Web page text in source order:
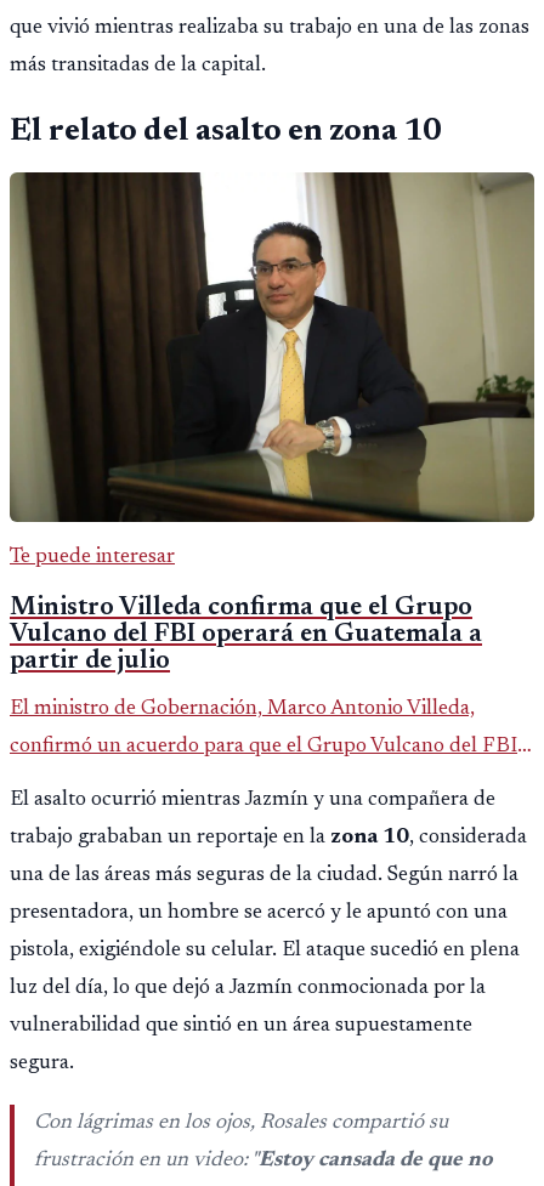
que vivió mientras realizaba su trabajo en una de las zonas
más transitadas de la capital.
El relato del asalto en zona 10
Te puede interesar
Ministro Villeda confirma que el Grupo
Vulcano del FBI operará en Guatemala a
partir de julio
El ministro de Gobernación, Marco Antonio Villeda,
confirmó un acuerdo para que el Grupo Vulcano del FBI
opere en Guatemala a partir de julio, tras un intento
fallido con la administración anterior del Ministerio
Público.
El asalto ocurrió mientras Jazmín y una compañera de
trabajo grababan un reportaje en la zona 10, considerada
una de las áreas más seguras de la ciudad. Según narró la
presentadora, un hombre se acercó y le apuntó con una
pistola, exigiéndole su celular. El ataque sucedió en plena
luz del día, lo que dejó a Jazmín conmocionada por la
vulnerabilidad que sintió en un área supuestamente
segura.
Con lágrimas en los ojos, Rosales compartió su
frustración en un video: "Estoy cansada de que no